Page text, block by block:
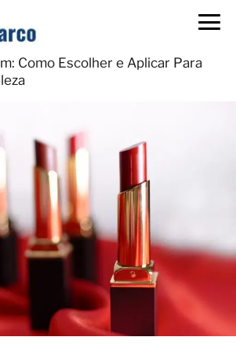
Como Escolher e Aplicar Para